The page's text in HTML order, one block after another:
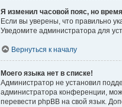
Я изменил часовой пояс, но
Если вы уверены, что правильно
Уведомите администратора для
Вернуться к началу
Моего языка нет в списке!
Администратор не установил
администратора конференции,
перевести phpBB на свой язык.